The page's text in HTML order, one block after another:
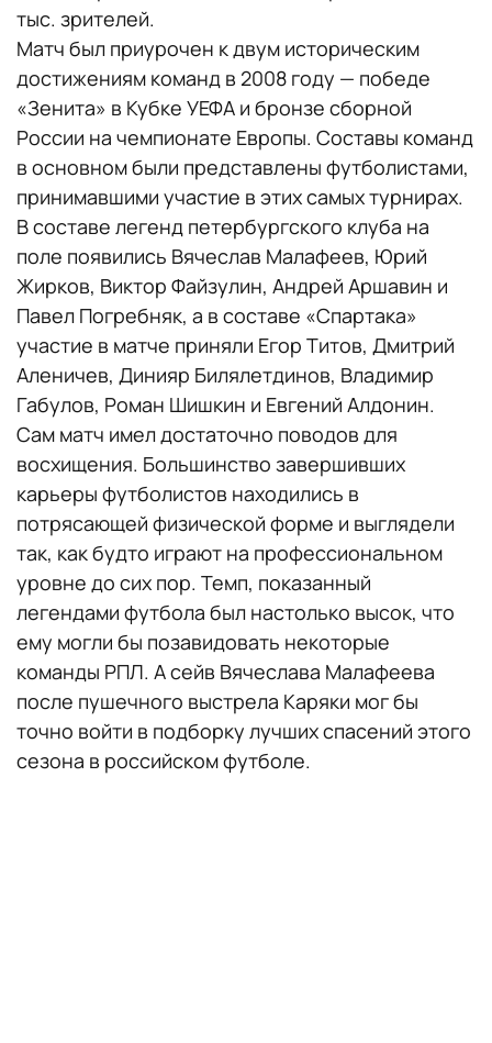
тыс. зрителей.
Матч был приурочен к двум историческим
достижениям команд в 2008 году — победе
«Зенита» в Кубке УЕФА и бронзе сборной
России на чемпионате Европы. Составы команд
в основном были представлены футболистами,
принимавшими участие в этих самых турнирах.
В составе легенд петербургского клуба на
поле появились Вячеслав Малафеев, Юрий
Жирков, Виктор Файзулин, Андрей Аршавин и
Павел Погребняк, а в составе «Спартака»
участие в матче приняли Егор Титов, Дмитрий
Аленичев, Динияр Билялетдинов, Владимир
Габулов, Роман Шишкин и Евгений Алдонин.
Сам матч имел достаточно поводов для
восхищения. Большинство завершивших
карьеры футболистов находились в
потрясающей физической форме и выглядели
так, как будто играют на профессиональном
уровне до сих пор. Темп, показанный
легендами футбола был настолько высок, что
ему могли бы позавидовать некоторые
команды РПЛ. А сейв Вячеслава Малафеева
после пушечного выстрела Каряки мог бы
точно войти в подборку лучших спасений этого
сезона в российском футболе.